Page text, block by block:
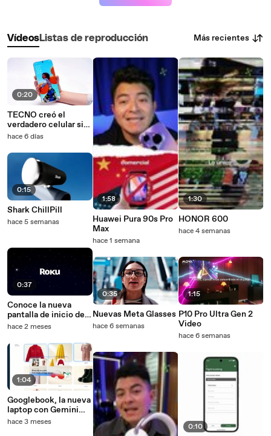
VídeosListas de reproducción Más recientes
0:20
TECNO creó el
verdadero celular sin
marcos
hace 6 días
0:15
Shark ChillPill
hace 5 semanas
0:37
Conoce la nueva
pantalla de inicio de
Roku
hace 2 meses
1:04
Googlebook, la nueva
laptop con Gemini
Intelligence
hace 3 meses
1:58
Huawei Pura 90s Pro
Max
hace 1 semana
0:35
Nuevas Meta Glasses
hace 6 semanas
1:30
HONOR 600
hace 4 semanas
1:15
P10 Pro Ultra Gen 2
Video
hace 6 semanas
0:10